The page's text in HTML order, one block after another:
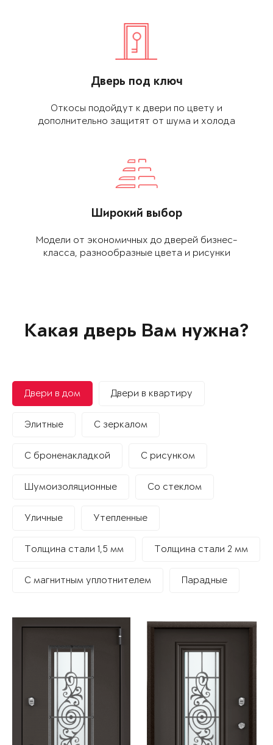
Дверь под ключ
Откосы подойдут к двери по цвету и
дополнительно защитят от шума и холода
Широкий выбор
Модели от экономич­ных до дверей биз­нес-
класса, разнообраз­ные цвета и рисунки
Какая дверь Вам нужна?
Двери в дом Двери в квартиру
Элитные С зеркалом
С броненакладкой С рисунком
Шумоизоляционные Со стеклом
Уличные Утепленные
Толщина стали 1,5 мм Толщина стали 2 мм
С магнитным уплотнителем Парадные